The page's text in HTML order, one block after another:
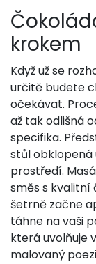
krokem
Když už se
určitě budete
očekávat.
až tak odlišná
specifika.
stůl obklopená
prostředí.
směs s kvalitní
šetrně začne
táhne na vaši
která uvolňuje
malovaný